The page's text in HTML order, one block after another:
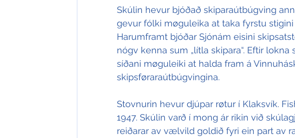
Skúlin hevur bjóðað skiparaútbúgving
gevur fólki møguleika at taka fyrstu
Harumframt bjóðar Sjónám eisini
nógv kenna sum „lítla skipara“. Eftir
síðani møguleiki at halda fram á
skipsføraraútbúgvingina.
Stovnurin hevur djúpar røtur í Klaksvík.
1947. Skúlin varð í mong ár rikin við
reiðarar av vælvild goldið fyri ein part av